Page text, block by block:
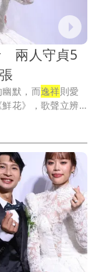
兩人守貞5
默，而逸祥則愛
花》，歌聲立辨